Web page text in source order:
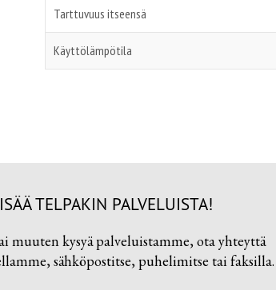
Tarttuvuus itseensä
Käyttölämpötila
TELPAKIN PALVELUISTA!
muuten kysyä palveluistamme, ota yhteyttä
sähköpostitse, puhelimitse tai faksilla.